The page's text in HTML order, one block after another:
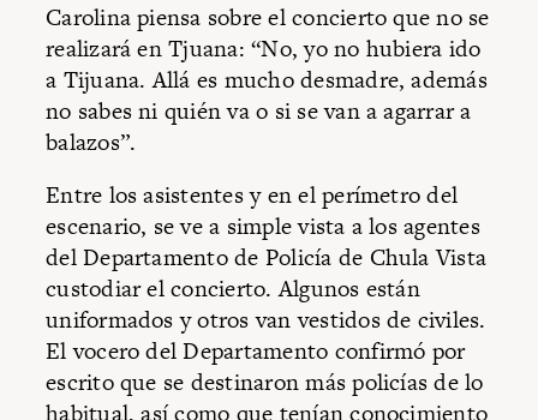
Carolina piensa sobre el concierto que no se
realizará en Tjuana: “No, yo no hubiera ido
a Tijuana. Allá es mucho desmadre, además
no sabes ni quién va o si se van a agarrar a
balazos”.
Entre los asistentes y en el perímetro del
escenario, se ve a simple vista a los agentes
del Departamento de Policía de Chula Vista
custodiar el concierto. Algunos están
uniformados y otros van vestidos de civiles.
El vocero del Departamento confirmó por
escrito que se destinaron más policías de lo
habitual, así como que tenían conocimiento